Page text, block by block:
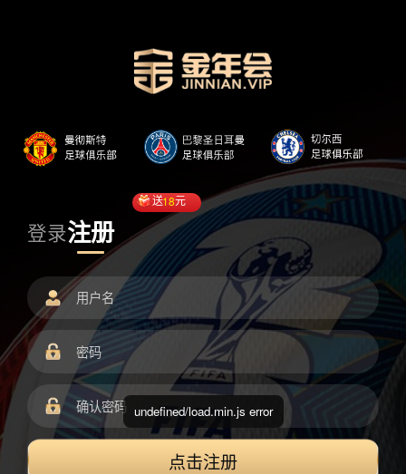
登录注册
送18元
点击注册
undefined/load.min.js error